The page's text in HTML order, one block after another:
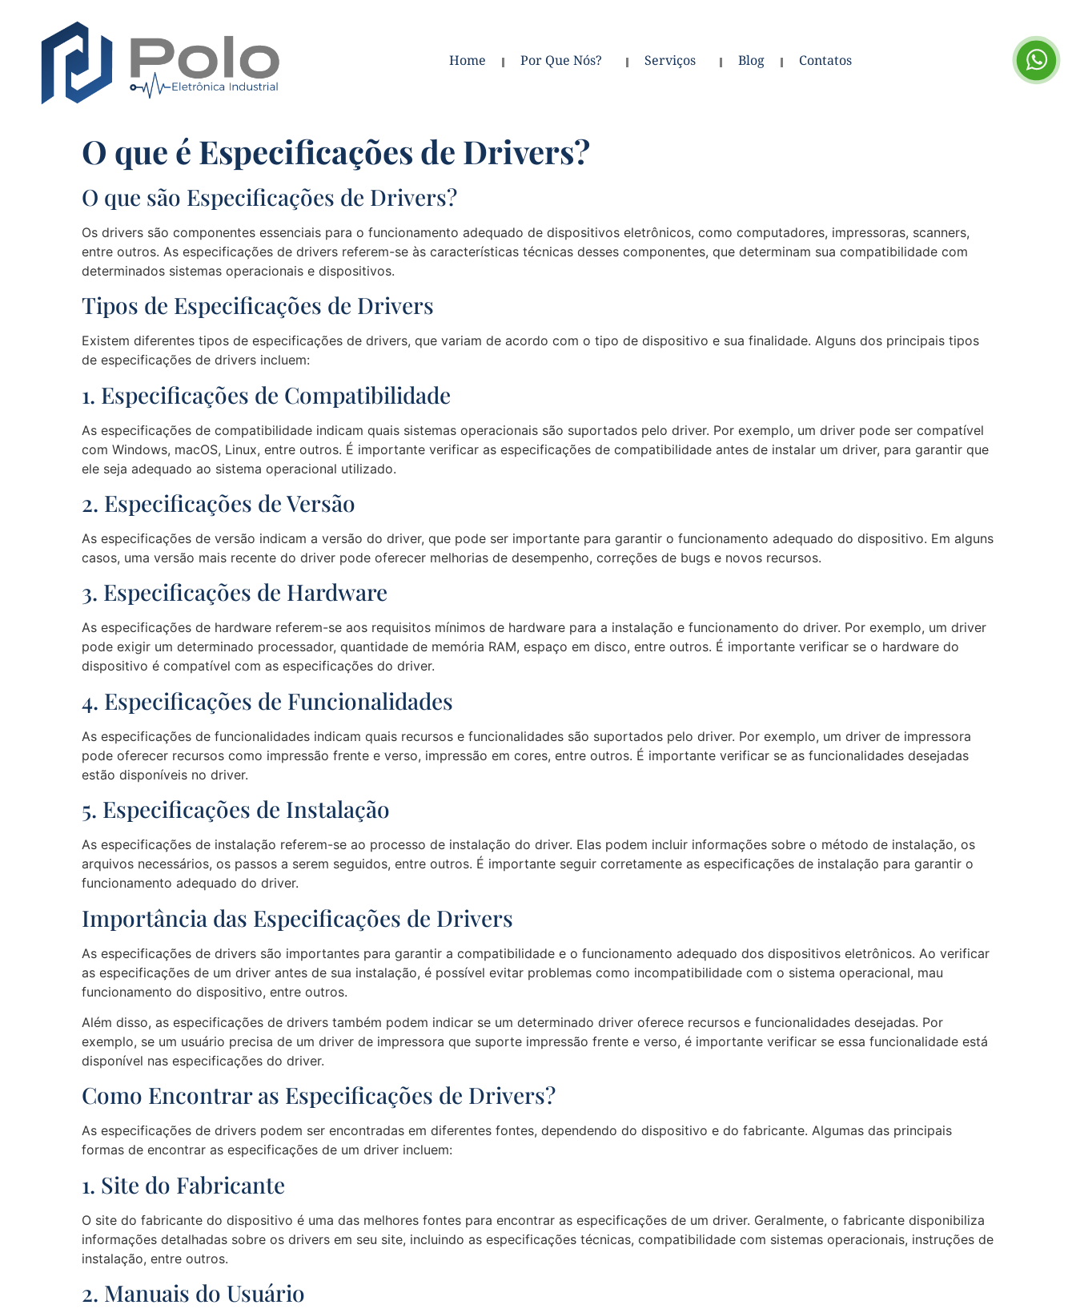
Home Por Que Nós? Serviços Blog Contatos
O que é Especificações de Drivers?
O que são Especificações de Drivers?
Os drivers são componentes essenciais para o funcionamento adequado de dispositivos eletrônicos, como computadores, impressoras, scanners,
entre outros. As especificações de drivers referem-se às características técnicas desses componentes, que determinam sua compatibilidade com
determinados sistemas operacionais e dispositivos.
Tipos de Especificações de Drivers
Existem diferentes tipos de especificações de drivers, que variam de acordo com o tipo de dispositivo e sua finalidade. Alguns dos principais tipos
de especificações de drivers incluem:
1. Especificações de Compatibilidade
As especificações de compatibilidade indicam quais sistemas operacionais são suportados pelo driver. Por exemplo, um driver pode ser compatível
com Windows, macOS, Linux, entre outros. É importante verificar as especificações de compatibilidade antes de instalar um driver, para garantir que
ele seja adequado ao sistema operacional utilizado.
2. Especificações de Versão
As especificações de versão indicam a versão do driver, que pode ser importante para garantir o funcionamento adequado do dispositivo. Em alguns
casos, uma versão mais recente do driver pode oferecer melhorias de desempenho, correções de bugs e novos recursos.
3. Especificações de Hardware
As especificações de hardware referem-se aos requisitos mínimos de hardware para a instalação e funcionamento do driver. Por exemplo, um driver
pode exigir um determinado processador, quantidade de memória RAM, espaço em disco, entre outros. É importante verificar se o hardware do
dispositivo é compatível com as especificações do driver.
4. Especificações de Funcionalidades
As especificações de funcionalidades indicam quais recursos e funcionalidades são suportados pelo driver. Por exemplo, um driver de impressora
pode oferecer recursos como impressão frente e verso, impressão em cores, entre outros. É importante verificar se as funcionalidades desejadas
estão disponíveis no driver.
5. Especificações de Instalação
As especificações de instalação referem-se ao processo de instalação do driver. Elas podem incluir informações sobre o método de instalação, os
arquivos necessários, os passos a serem seguidos, entre outros. É importante seguir corretamente as especificações de instalação para garantir o
funcionamento adequado do driver.
Importância das Especificações de Drivers
As especificações de drivers são importantes para garantir a compatibilidade e o funcionamento adequado dos dispositivos eletrônicos. Ao verificar
as especificações de um driver antes de sua instalação, é possível evitar problemas como incompatibilidade com o sistema operacional, mau
funcionamento do dispositivo, entre outros.
Além disso, as especificações de drivers também podem indicar se um determinado driver oferece recursos e funcionalidades desejadas. Por
exemplo, se um usuário precisa de um driver de impressora que suporte impressão frente e verso, é importante verificar se essa funcionalidade está
disponível nas especificações do driver.
Como Encontrar as Especificações de Drivers?
As especificações de drivers podem ser encontradas em diferentes fontes, dependendo do dispositivo e do fabricante. Algumas das principais
formas de encontrar as especificações de um driver incluem:
1. Site do Fabricante
O site do fabricante do dispositivo é uma das melhores fontes para encontrar as especificações de um driver. Geralmente, o fabricante disponibiliza
informações detalhadas sobre os drivers em seu site, incluindo as especificações técnicas, compatibilidade com sistemas operacionais, instruções de
instalação, entre outros.
2. Manuais do Usuário